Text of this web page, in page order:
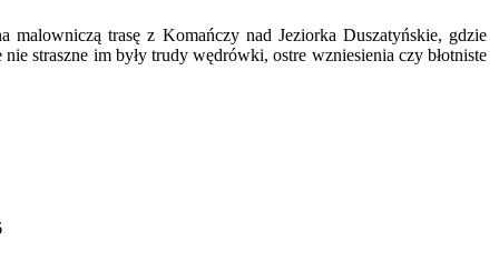
trasę z Komańczy nad Jeziorka Duszatyńskie, gdzie
straszne im były trudy wędrówki, ostre wzniesienia czy błotniste